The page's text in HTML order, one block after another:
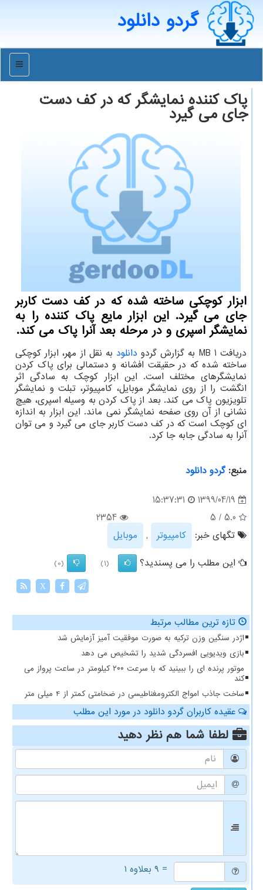
گردو دانلود
منو
پاك كننده نمایشگر كه در كف دست
جای می گیرد
ابزار كوچكی ساخته شده كه در كف دست كاربر
جای می گیرد. این ابزار مایع پاك كننده را به
نمایشگر اسپری و در مرحله بعد آنرا پاك می كند.
دریافت 1 MB به گزارش گردو دانلود به نقل از مهر، ابزار کوچکی
ساخته شده که در حقیقت افشانه و دستمالی برای پاک کردن
نمایشگرهای مختلف است. این ابزار کوچک به سادگی اثر
انگشت را از روی نمایشگر موبایل، کامپیوتر، تبلت و نمایشگر
تلویزیون پاک می کند. بعد از پاک کردن به وسیله اسپری، هیچ
نشانی از آن روی صفحه نمایشگر نمی ماند. این ابزار به اندازه
ای کوچک است که در کف دست کاربر جای می گیرد و می توان
آنرا به سادگی جابه جا کرد.
منبع:گردو دانلود
1399/04/19
15:37:31
5.0
/
5
2354
تگهای خبر:
كامپیوتر ,
موبایل
این مطلب را می پسندید؟
(1)
(0)
X
تازه ترین مطالب مرتبط
اژدر سنگین وزن ترکیه به صورت موفقیت آمیز آزمایش شد
بازی ویدیویی افسردگی شدید را تشخیص می دهد
موتور پرنده ای را ببینید که با سرعت ۲۰۰ کیلومتر در ساعت پرواز می
کند
ساخت جاذب امواج الکترومغناطیسی در ضخامتی کمتر از 4 میلی متر
عقیده کاربران گردو دانلود در مورد این مطلب
لطفا شما همنظر دهید
= ۹ بعلاوه ۱